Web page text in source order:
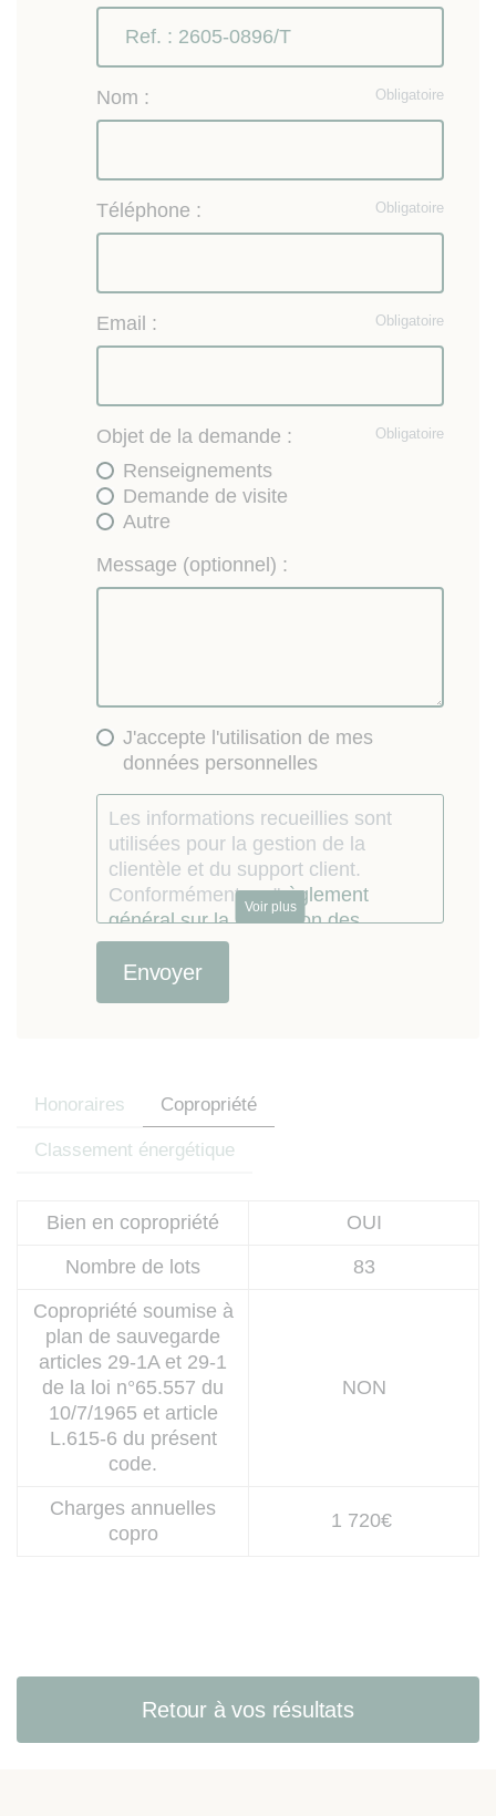
Obligatoire
Nom :
Obligatoire
Téléphone :
Obligatoire
Email :
Obligatoire
Objet de la demande :
Renseignements
Demande de visite
Autre
Message (optionnel) :
J'accepte l'utilisation de mes
données personnelles
Les informations recueillies sont
utilisées pour la gestion de la
clientèle et du support client.
Conformément au "règlement
général sur la protection des
données personnelles
pouvez exercer votre droit d'accès
aux données en contactant Lokizi
Le consommateur dont les
coordonnées téléphoniques ont étés
recueillies par le Mandataire à
s’inscrire sur la liste d’opposition au
en faveur des consommateurs par
les articles L. 223-1 à L. 223-7 du
Code de la consommation (site web
:www.bloctel.gouv.fr
Voir plus
Honoraires Copropriété
Classement énergétique
Bien en copropriété
OUI
Nombre de lots
83
Copropriété soumise à
plan de sauvegarde
articles 29-1A et 29-1
de la loi n°65.557 du
10/7/1965 et article
L.615-6 du présent
code.
NON
Charges annuelles
copro
1 720€
Retour à vos résultats